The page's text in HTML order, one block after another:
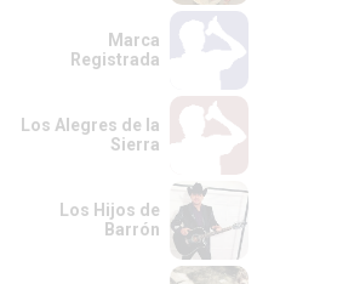
Marca
Registrada
Los Alegres de la
Sierra
Los Hijos de
Barrón